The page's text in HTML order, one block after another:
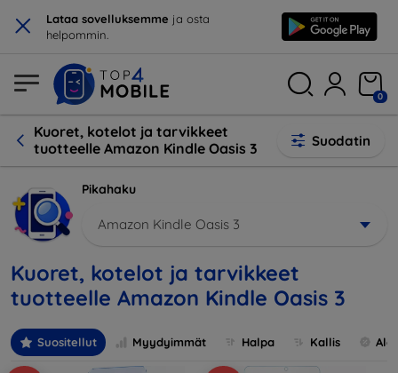
× Lataa sovelluksemme ja osta
helpommin.
0
Kuoret, kotelot ja tarvikkeet
tuotteelle Amazon Kindle Oasis 3
Suodatin
Pikahaku
Amazon Kindle Oasis 3
Kuoret, kotelot ja tarvikkeet
tuotteelle Amazon Kindle Oasis 3
Suositellut Myydyimmät Halpa Kallis